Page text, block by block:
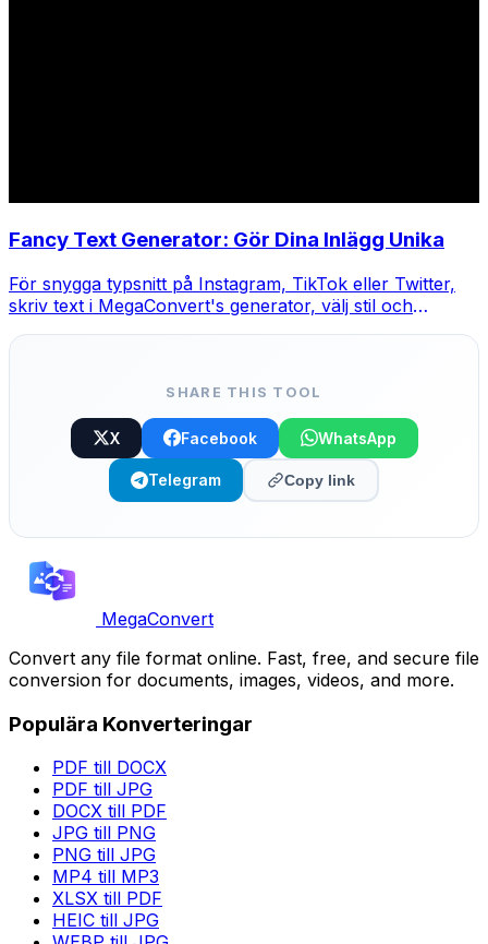
Fancy Text Generator: Gör Dina Inlägg Unika
För snygga typsnitt på Instagram, TikTok eller Twitter,
skriv text i MegaConvert's generator, välj stil och
SHARE THIS TOOL
X Facebook WhatsApp
Telegram Copy link
MegaConvert
Convert any file format online. Fast, free, and secure file
conversion for documents, images, videos, and more.
Populära Konverteringar
PDF till DOCX
PDF till JPG
DOCX till PDF
JPG till PNG
PNG till JPG
MP4 till MP3
XLSX till PDF
HEIC till JPG